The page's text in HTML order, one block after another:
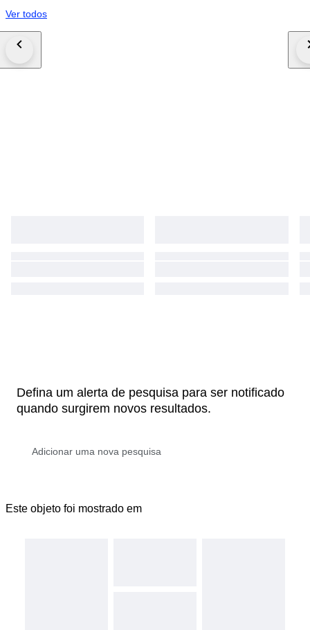
Ver todos
Defina um alerta de pesquisa para ser notificado
quando surgirem novos resultados.
Este objeto foi mostrado em